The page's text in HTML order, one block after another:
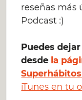
reseñas más
Podcast :)
Puedes
desde la
iTunes en tu